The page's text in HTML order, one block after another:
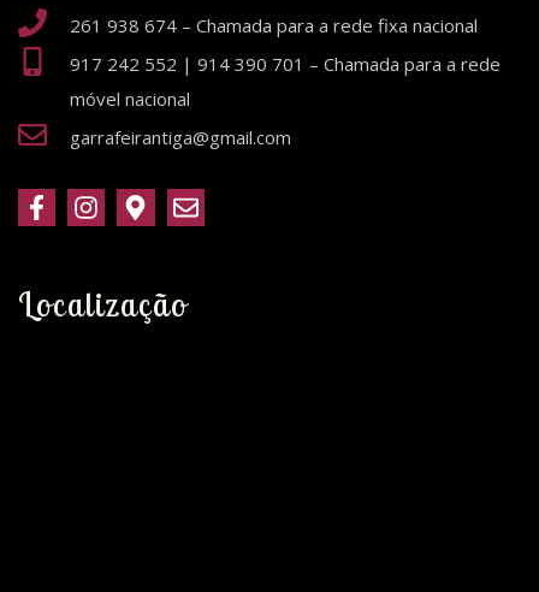
261 938 674 – Chamada para a rede fixa nacional
917 242 552 | 914 390 701 – Chamada para a rede
móvel nacional
garrafeirantiga@gmail.com
Localização